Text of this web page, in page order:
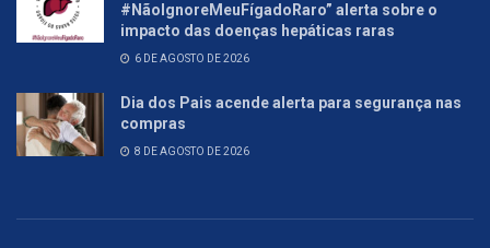
#NãoIgnoreMeuFígadoRaro” alerta sobre o
impacto das doenças hepáticas raras
6 DE AGOSTO DE 2026
Dia dos Pais acende alerta para segurança nas
compras
8 DE AGOSTO DE 2026